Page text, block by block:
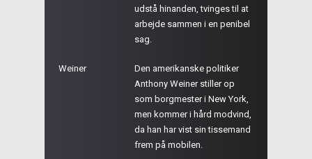
udstå hinanden, tvinges til at
arbejde sammen i en penibel
sag.
Weiner
Den amerikanske politiker
Anthony Weiner stiller op
som borgmester i New York,
men kommer i hård modvind,
da han har vist sin tissemand
frem på mobilen.